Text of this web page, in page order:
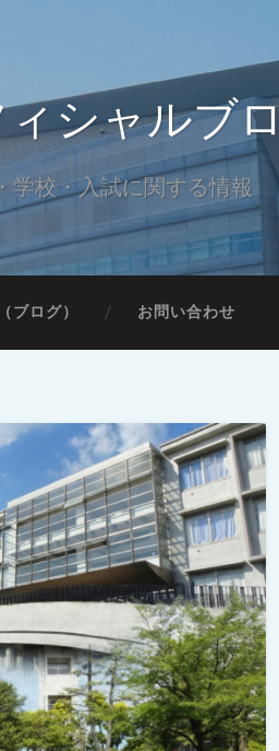
シャルブ
学校・入試に関する情報
ブログ） お問い合わせ